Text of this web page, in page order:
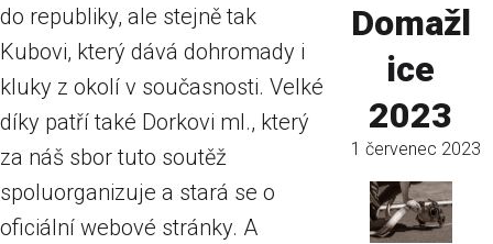
do republiky, ale stejně tak
Kubovi, který dává dohromady i
kluky z okolí v současnosti. Velké
díky patří také Dorkovi ml., který
za náš sbor tuto soutěž
spoluorganizuje a stará se o
oficiální webové stránky. A
Domažl
ice
2023
1 červenec 2023